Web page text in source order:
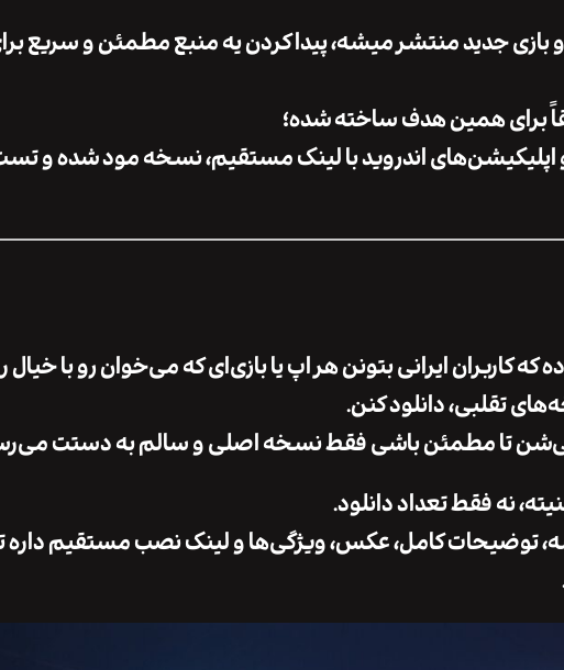
بازی جدید منتشر میشه، پیدا کردن یه منبع مطمئن و سریع
برای همین هدف ساخته شده؛
اپلیکیشن‌های اندرویدبا لینک مستقیم، نسخه مود شده و
کاربران ایرانی بتونن هر اپ یا بازی‌ای که می‌خوان رو با خیال
تقلبی، دانلود کنن.
می‌شن تا مطمئن باشی فقط نسخه اصلی و سالم به دستت
ه، نه فقط تعداد دانلود.
توضیحات کامل، عکس، ویژگی‌ها و لینک نصب مستقیم داره